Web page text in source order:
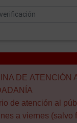
DE ATENCIÓN
de atención al
a viernes (salvo